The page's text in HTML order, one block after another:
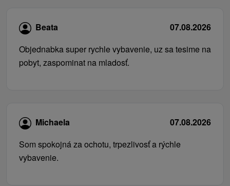
Beata
07.08.2026
Objednabka super rychle vybavenie, uz sa tesime na
pobyt, zaspominat na mladosť.
Michaela
07.08.2026
Som spokojná za ochotu, trpezlivosť a rýchle
vybavenie.